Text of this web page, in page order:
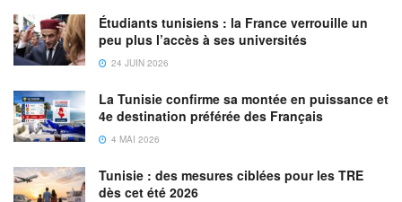
Étudiants tunisiens : la France verrouille un
peu plus l’accès à ses universités
24 JUIN 2026
La Tunisie confirme sa montée en puissance et
4e destination préférée des Français
4 MAI 2026
Tunisie : des mesures ciblées pour les TRE
dès cet été 2026